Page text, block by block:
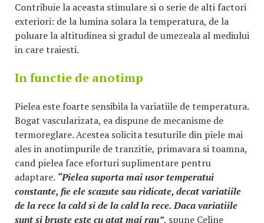
Contribuie la aceasta stimulare si o serie de alti factori
exteriori: de la lumina solara la temperatura, de la
poluare la altitudinea si gradul de umezeala al mediului
in care traiesti.
In functie de anotimp
Pielea este foarte sensibila la variatiile de temperatura.
Bogat vascularizata, ea dispune de mecanisme de
termoreglare. Acestea solicita tesuturile din piele mai
ales in anotimpurile de tranzitie, primavara si toamna,
cand pielea face eforturi suplimentare pentru
adaptare. “Pielea suporta mai usor temperatui
constante, fie ele scazute sau ridicate, decat variatiile
de la rece la cald si de la cald la rece. Daca variatiile
sunt si bruste este cu atat mai rau”, spune Celine